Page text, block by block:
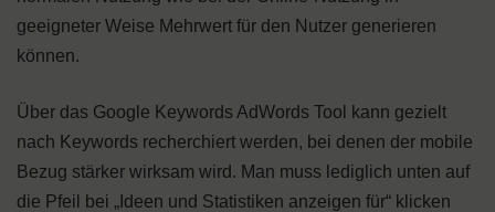
geeigneter Weise Mehrwert für den Nutzer generieren
können.
Über das Google Keywords AdWords Tool kann gezielt
nach Keywords recherchiert werden, bei denen der mobile
Bezug stärker wirksam wird. Man muss lediglich unten auf
die Pfeil bei „Ideen und Statistiken anzeigen für“ klicken